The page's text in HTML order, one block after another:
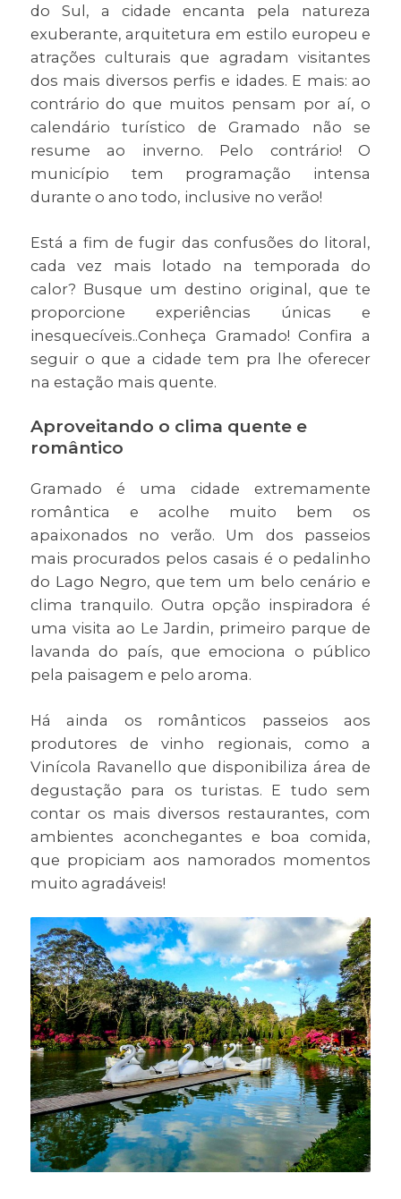
do Sul, a cidade encanta pela natureza
exuberante, arquitetura em estilo europeu e
atrações culturais que agradam visitantes
dos mais diversos perfis e idades. E mais: ao
contrário do que muitos pensam por aí, o
calendário turístico de Gramado não se
resume ao inverno. Pelo contrário! O
município tem programação intensa
durante o ano todo, inclusive no verão!
Está a fim de fugir das confusões do litoral,
cada vez mais lotado na temporada do
calor? Busque um destino original, que te
proporcione experiências únicas e
inesquecíveis..Conheça Gramado! Confira a
seguir o que a cidade tem pra lhe oferecer
na estação mais quente.
Aproveitando o clima quente e
romântico
Gramado é uma cidade extremamente
romântica e acolhe muito bem os
apaixonados no verão. Um dos passeios
mais procurados pelos casais é o pedalinho
do Lago Negro, que tem um belo cenário e
clima tranquilo. Outra opção inspiradora é
uma visita ao Le Jardin, primeiro parque de
lavanda do país, que emociona o público
pela paisagem e pelo aroma.
Há ainda os românticos passeios aos
produtores de vinho regionais, como a
Vinícola Ravanello que disponibiliza área de
degustação para os turistas. E tudo sem
contar os mais diversos restaurantes, com
ambientes aconchegantes e boa comida,
que propiciam aos namorados momentos
muito agradáveis!